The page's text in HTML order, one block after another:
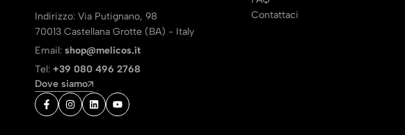
Indirizzo: Via Putignano, 98
70013 Castellana Grotte (BA) - Italy
Email: shop@melicos.it
Tel: +39 080 496 2768
Dove siamo
Contattaci